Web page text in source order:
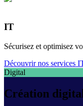
IT
Sécurisez et optimisez
Découvrir nos services
Digital
Création